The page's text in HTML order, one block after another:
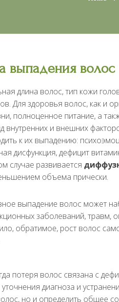
выпадения волос
длина волос, тип кожи
Для здоровья волос, как и
полноценное питание, а
внутренних и внешних
к их выпадению:
дисфункция, дефицит
случае развивается
объема прически.
выпадение волос может
заболеваний, травм,
обратимое, рост волос
потеря волос связана с
диагноза и
но и определить общее